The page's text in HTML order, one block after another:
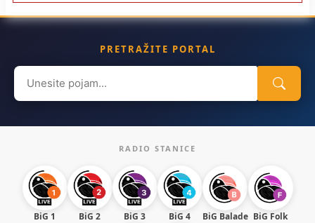
PRETRAŽITE PORTAL
Search
for:
RADIO STANICE
BiG 1 BiG 2 BiG 3 BiG 4 BiG Balade BiG Folk